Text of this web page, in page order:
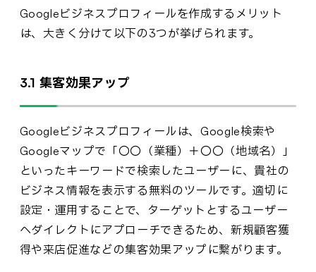
Googleビジネスプロフィールを作成するメリット
は、大きく分けて以下の3つが挙げられます。
3.1 集客効果アップ
Googleビジネスプロフィールは、Google検索や
Googleマップで「〇〇（業種）＋〇〇（地域名）」
といったキーワードで検索したユーザーに、貴社の
ビジネス情報を表示する無料のツールです。適切に
設定・運用することで、ターゲットとするユーザー
へダイレクトにアプローチできるため、新規顧客獲
得や来店促進などの集客効果アップに繋がります。